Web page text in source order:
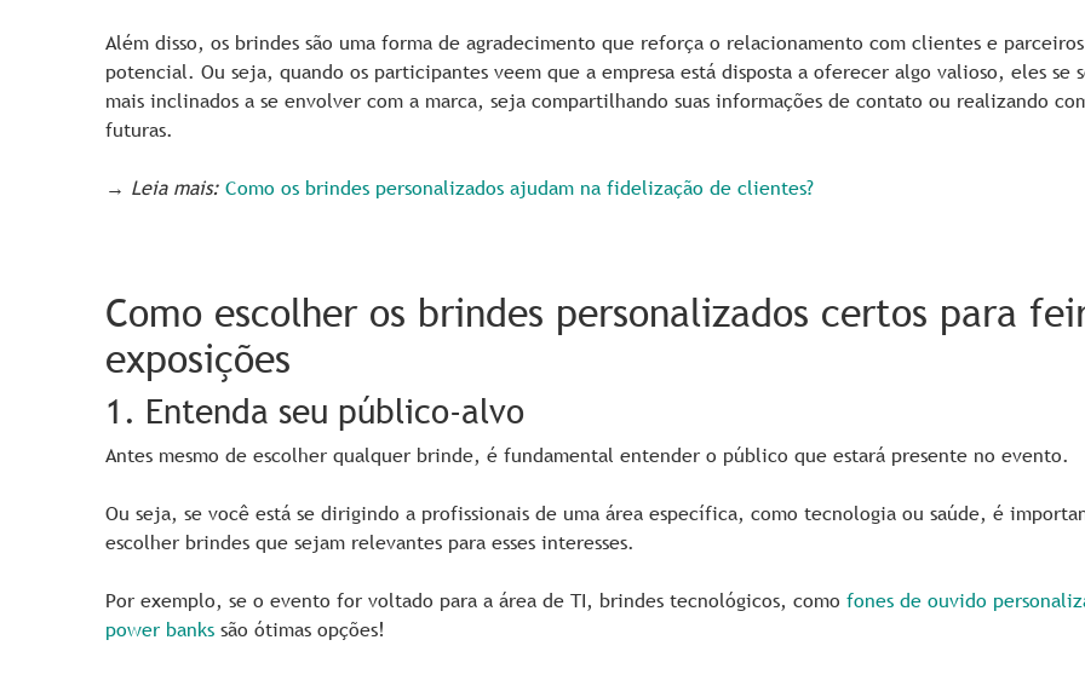
Além disso, os brindes são uma forma de agradecimento que reforça o relacionamento com clientes e
potencial. Ou seja, quando os participantes veem que a empresa está disposta a oferecer algo valioso, eles se
mais inclinados a se envolver com a marca, seja compartilhando suas informações de contato ou realizando
futuras.
→ Leia mais: Como os brindes personalizados ajudam na fidelização de clientes?
Como escolher os brindes personalizados certos para
exposições
1. Entenda seu público-alvo
Antes mesmo de escolher qualquer brinde, é fundamental entender o público que estará presente no evento.
Ou seja, se você está se dirigindo a profissionais de uma área específica, como tecnologia ou saúde, é
escolher brindes que sejam relevantes para esses interesses.
Por exemplo, se o evento for voltado para a área de TI, brindes tecnológicos, como fones de ouvido
power banks são ótimas opções!